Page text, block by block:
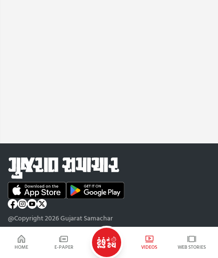
HOME E-PAPER VIDEOS WEB STORIES
@Copyright 2026 Gujarat Samachar